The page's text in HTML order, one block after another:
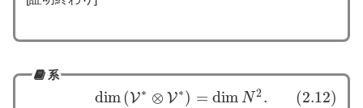
系
dim(V∗ ⊗ V∗) = dim N 2 . (2.12)
∗⊗V ∗)=dim N2.